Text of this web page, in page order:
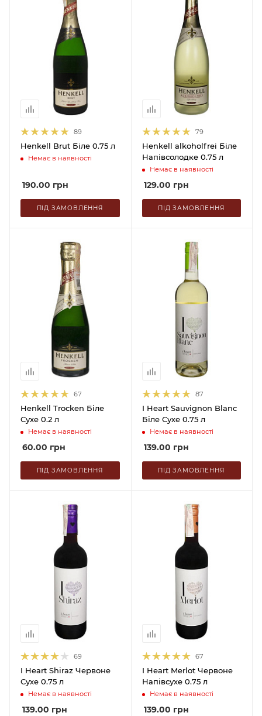
89
Henkell Brut Біле 0.75 л
Немає в наявності
190.00 грн
ПІД ЗАМОВЛЕННЯ
79
Henkell alkoholfrei Біле
Напівсолодке 0.75 л
Немає в наявності
129.00 грн
ПІД ЗАМОВЛЕННЯ
67
Henkell Trocken Біле
Сухе 0.2 л
Немає в наявності
60.00 грн
ПІД ЗАМОВЛЕННЯ
87
I Heart Sauvignon Blanc
Біле Сухе 0.75 л
Немає в наявності
139.00 грн
ПІД ЗАМОВЛЕННЯ
69
I Heart Shiraz Червоне
Сухе 0.75 л
Немає в наявності
139.00 грн
67
I Heart Merlot Червоне
Напівсухе 0.75 л
Немає в наявності
139.00 грн